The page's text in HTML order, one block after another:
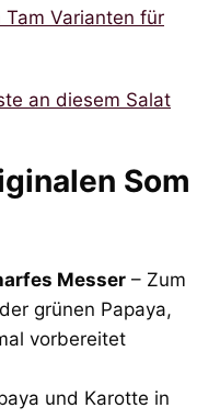
Varianten für
an diesem Salat
Som
Messer – Zum
grünen Papaya,
vorbereitet
und Karotte in